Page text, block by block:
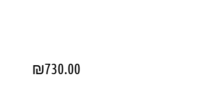
₪730.00